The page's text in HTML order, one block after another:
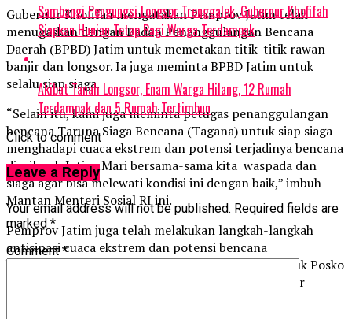
Gubernur Khofifah mengatakan Pemprov Jatim telah
menugaskan dengan Badan Penanggulangan Bencana
Daerah (BPBD) Jatim untuk memetakan titik-titik rawan
banjir dan longsor. Ia juga meminta BPBD Jatim untuk
selalu siap siaga.
“Selain itu, kami juga meminta petugas penanggulangan
bencana Taruna Siaga Bencana (Tagana) untuk siap siaga
menghadapi cuaca ekstrem dan potensi terjadinya bencana
di wilayah Jatim. Mari bersama-sama kita waspada dan
siaga agar bisa melewati kondisi ini dengan baik,” imbuh
Mantan Menteri Sosial RI ini.
Pemprov Jatim juga telah melakukan langkah-langkah
antisipasi cuaca ekstrem dan potensi bencana
hidrometeorologi. Salah satunya dengan membentuk Posko
Bencana Alam Jatim yang terdiri dari berbagai unsur
Sambangi Pengungsi Longsor Trenggalek, Gubernur Khofifah
Siapkan Hunian Tetap Bagi Warga Terdampak
Akibat Tanah Longsor, Enam Warga Hilang, 12 Rumah
Terdampak dan 5 Rumah Tertimbun
Click to comment
Leave a Reply
Your email address will not be published. Required fields are
marked *
Comment*